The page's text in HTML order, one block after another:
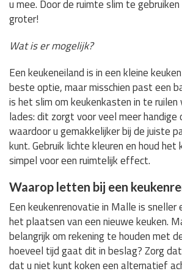
u mee. Door de ruimte slim te
groter!
Wat is er mogelijk?
Een keukeneiland is in een kleine
beste optie, maar misschien past een
is het slim om keukenkasten in te ruilen
lades: dit zorgt voor veel meer handige
waardoor u gemakkelijker bij de juiste
kunt. Gebruik lichte kleuren en houd het
simpel voor een ruimtelijk effect.
Waarop letten bij een
Een keukenrenovatie in Malle is sneller
het plaatsen van een nieuwe keuken.
belangrijk om rekening te houden met
hoeveel tijd gaat dit in beslag? Zorg
dat u niet kunt koken een alternatief